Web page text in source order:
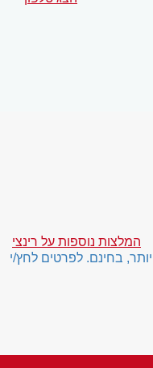
המלצות נוספות על רינצי
בחינם. לפרטים לחץ/י